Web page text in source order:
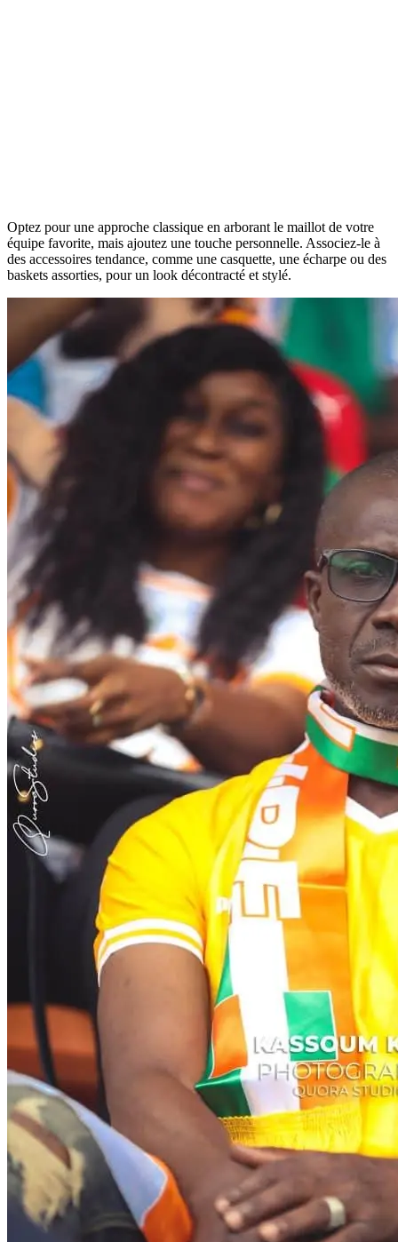
Optez pour une approche classique en arborant le maillot de votre
équipe favorite, mais ajoutez une touche personnelle. Associez-le à
des accessoires tendance, comme une casquette, une écharpe ou des
baskets assorties, pour un look décontracté et stylé.